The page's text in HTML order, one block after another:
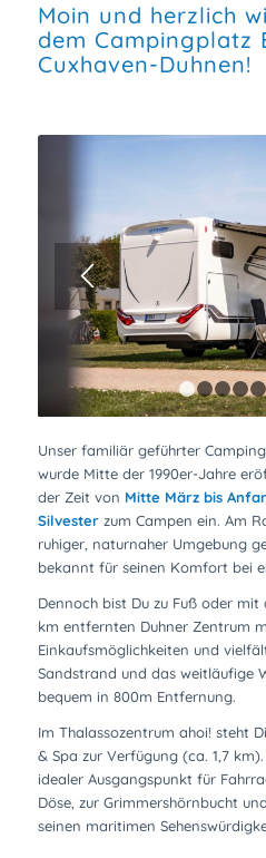
Moin und herzlich
dem Campingplatz
Cuxhaven-Duhnen!
Unser familiär geführter
wurde Mitte der 1990er-Jahre
der Zeit von Mitte März bis
Silvesterzum Campen ein. Am
ruhiger, naturnaher Umgebung
bekannt für seinen Komfort bei
Dennoch bist Du zu Fuß oder mit
km entfernten Duhner Zentrum
Einkaufsmöglichkeiten und
Sandstrand und das weitläufige
bequem in 800m Entfernung.
Im Thalassozentrum ahoi! steht
& Spa zur Verfügung (ca. 1,7
idealer Ausgangspunkt für
Döse, zur Grimmershörnbucht
seinen maritimen